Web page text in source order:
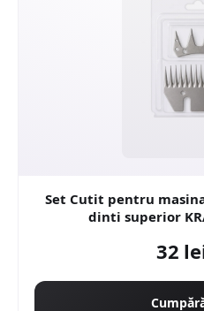
Set Cutit pentru
dinti superior
32